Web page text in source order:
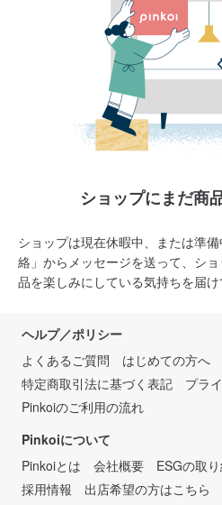
ショップにまだ商
ショップは現在休暇中、または準
絡」からメッセージを送って、シ
品を楽しみにしている気持ちを届
ヘルプ／ポリシー
よくあるご質問
はじめての方へ
特定商取引法に基づく表記
プラ
Pinkoiのご利用の流れ
Pinkoiについて
Pinkoiとは
会社概要 ESGの取
採用情報
出店希望の方はこちら